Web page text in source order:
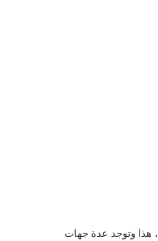
أنشئ بالإمارات ما يسمى بصندوق الزواج والذي يقدم من خلاله المساعدات للمتقدمين بطلب المنحة للزواج وقد تم إنشاؤه بموجب القانون رقم (47) الاتحادي لسنة 1992، هذا وتوجد عدة جهات